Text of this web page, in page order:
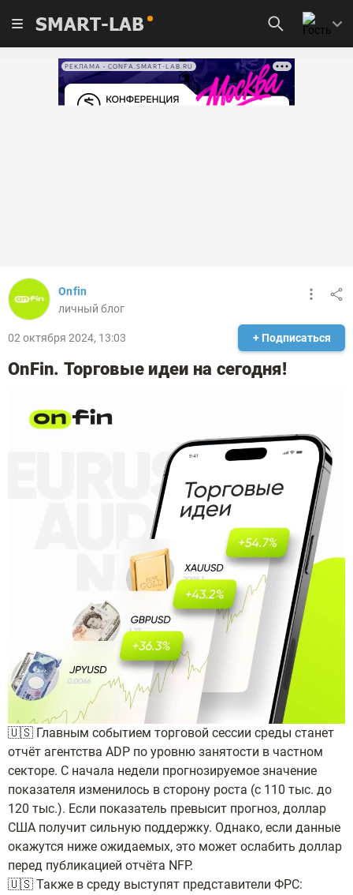
SMART-LAB
РЕКЛАМА • CONFA.SMART-LAB.RU
Onfin
личный блог
02 октября 2024, 13:03 + Подписаться
OnFin. Торговые идеи на сегодня!
🇺🇸 Главным событием торговой сессии среды станет
отчёт агентства ADP по уровню занятости в частном
секторе. С начала недели прогнозируемое значение
показателя изменилось в сторону роста (с 110 тыс. до
120 тыс.). Если показатель превысит прогноз, доллар
США получит сильную поддержку. Однако, если данные
окажутся ниже ожидаемых, это может ослабить доллар
перед публикацией отчёта NFP.
🇺🇸 Также в среду выступят представители ФРС: